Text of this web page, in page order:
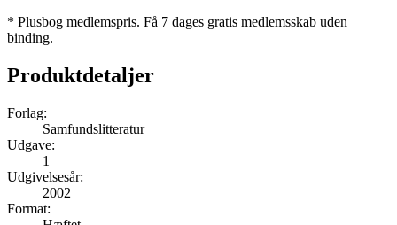
* Plusbog medlemspris. Få 7 dages gratis medlemsskab uden
binding.
Produktdetaljer
Forlag:
Samfundslitteratur
Udgave:
1
Udgivelsesår:
2002
Format: